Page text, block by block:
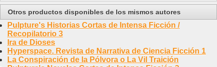
Otros productos disponibles de los mismos autores
Pulpture's Historias Cortas de Intensa Ficción /
Recopilatorio 3
Ira de Dioses
Hyperspace. Revista de Narrativa de Ciencia Ficción 1
La Conspiración de la Pólvora o La Vil Traición